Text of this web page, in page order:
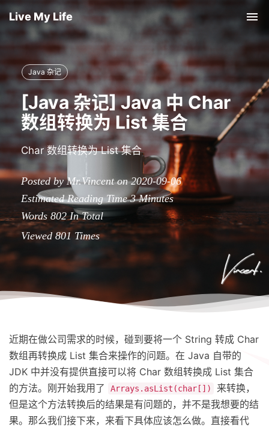
Live My Life
Java 杂记
[Java 杂记] Java 中 Char
数组转换为 List 集合
Char 数组转换为 List 集合
Posted by Mr.Vincent on 2020-09-06
Estimated Reading Time3Minutes
Words 802In Total
Viewed 801 Times
近期在做公司需求的时候，碰到要将一个 String 转成 Char
数组再转换成 List 集合来操作的问题。在 Java 自带的
JDK 中并没有提供直接可以将 Char 数组转换成 List 集合
的方法。刚开始我用了
Arrays.asList(char[])
来转换，
但是这个方法转换后的结果是有问题的，并不是我想要的结
果。那么我们接下来，来看下具体应该怎么做。直接看代